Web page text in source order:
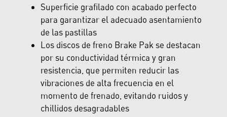
Superficie grafilado con acabado perfecto
para garantizar el adecuado asentamiento
de las pastillas
Los discos de freno Brake Pak se destacan
por su conductividad térmica y gran
resistencia, que permiten reducir las
vibraciones de alta frecuencia en el
momento de frenado, evitando ruidos y
chillidos desagradables